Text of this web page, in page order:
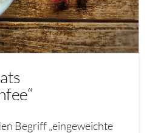
Begriff „eingeweichte